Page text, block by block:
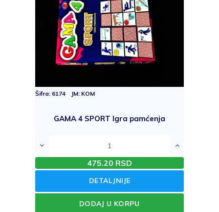
Šifra: 6174 JM: KOM
GAMA 4 SPORT Igra pamćenja
475.20 RSD
DETALJNIJE
DODAJ U KORPU